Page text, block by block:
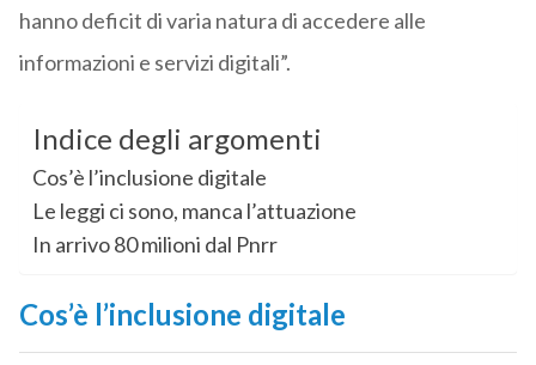
hanno deficit di varia natura di accedere alle
informazioni e servizi digitali”.
Indice degli argomenti
Cos’è l’inclusione digitale
Le leggi ci sono, manca l’attuazione
In arrivo 80 milioni dal Pnrr
Cos’è l’inclusione digitale